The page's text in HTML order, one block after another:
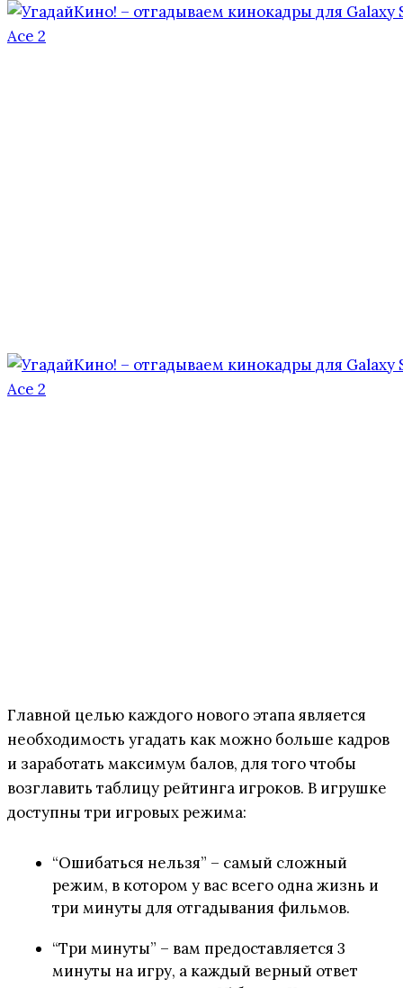
Главной целью каждого нового этапа является
необходимость угадать как можно больше кадров
и заработать максимум балов, для того чтобы
возглавить таблицу рейтинга игроков. В игрушке
доступны три игровых режима:
“Ошибаться нельзя” – самый сложный
режим, в котором у вас всего одна жизнь и
три минуты для отгадывания фильмов.
“Три минуты” – вам предоставляется 3
минуты на игру, а каждый верный ответ